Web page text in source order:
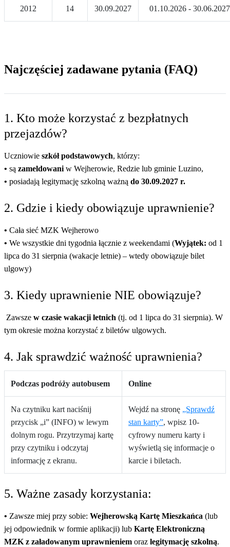
2012 14 30.09.2027 01.10.2026 - 30.06.2027
Najczęściej zadawane pytania (FAQ)
1. Kto może korzystać z bezpłatnych
przejazdów?
Uczniowie szkół podstawowych, którzy:
• są zameldowani w Wejherowie, Redzie lub gminie Luzino,
• posiadają legitymację szkolną ważną do 30.09.2027 r.
2. Gdzie i kiedy obowiązuje uprawnienie?
• Cała sieć MZK Wejherowo
• We wszystkie dni tygodnia łącznie z weekendami (Wyjątek: od 1
lipca do 31 sierpnia (wakacje letnie) – wtedy obowiązuje bilet
ulgowy)
3. Kiedy uprawnienie NIE obowiązuje?
Zawsze w czasie wakacji letnich (tj. od 1 lipca do 31 sierpnia). W
tym okresie można korzystać z biletów ulgowych.
4. Jak sprawdzić ważność uprawnienia?
Podczas podróży autobusem Online
Na czytniku kart naciśnij
przycisk „i” (INFO) w lewym
dolnym rogu. Przytrzymaj kartę
przy czytniku i odczytaj
informację z ekranu.
Wejdź na stronę „Sprawdź
stan karty”, wpisz 10-
cyfrowy numeru karty i
wyświetlą się informacje o
karcie i biletach.
5. Ważne zasady korzystania:
• Zawsze miej przy sobie: Wejherowską Kartę Mieszkańca (lub
jej odpowiednik w formie aplikacji) lub Kartę Elektroniczną
MZK z załadowanym uprawnieniem oraz legitymację szkolną.